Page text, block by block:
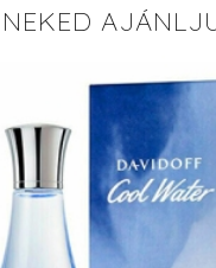
NEKED